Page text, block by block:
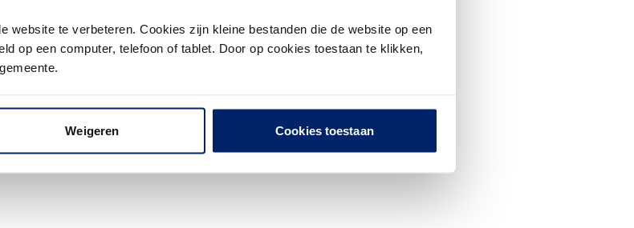
website te verbeteren. Cookies zijn kleine bestanden die de website op een
op een computer, telefoon of tablet. Door op cookies toestaan te klikken,
Weigeren Cookies toestaan
regelen via de curator.
Stuur alle documenten die in uw